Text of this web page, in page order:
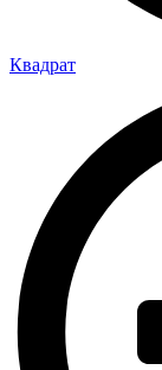
Квадрат